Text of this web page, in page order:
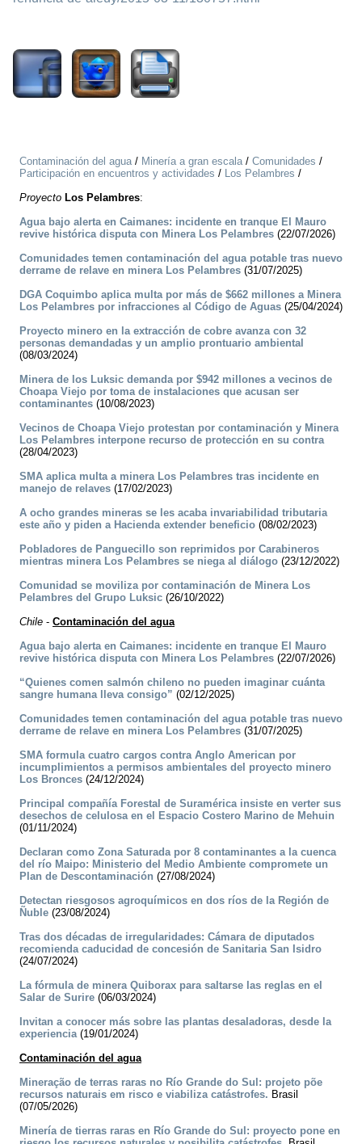
Contaminación del agua/ Minería a gran escala/ Comunidades /
Participación en encuentros y actividades / Los Pelambres /
Proyecto Los Pelambres:
Agua bajo alerta en Caimanes: incidente en tranque El Mauro
revive histórica disputa con Minera Los Pelambres (22/07/2026)
Comunidades temen contaminación del agua potable tras nuevo
derrame de relave en minera Los Pelambres (31/07/2025)
DGA Coquimbo aplica multa por más de $662 millones a Minera
Los Pelambres por infracciones al Código de Aguas (25/04/2024)
Proyecto minero en la extracción de cobre avanza con 32
personas demandadas y un amplio prontuario ambiental
(08/03/2024)
Minera de los Luksic demanda por $942 millones a vecinos de
Choapa Viejo por toma de instalaciones que acusan ser
contaminantes (10/08/2023)
Vecinos de Choapa Viejo protestan por contaminación y Minera
Los Pelambres interpone recurso de protección en su contra
(28/04/2023)
SMA aplica multa a minera Los Pelambres tras incidente en
manejo de relaves (17/02/2023)
A ocho grandes mineras se les acaba invariabilidad tributaria
este año y piden a Hacienda extender beneficio (08/02/2023)
Pobladores de Panguecillo son reprimidos por Carabineros
mientras minera Los Pelambres se niega al diálogo (23/12/2022)
Comunidad se moviliza por contaminación de Minera Los
Pelambres del Grupo Luksic (26/10/2022)
Chile - Contaminación del agua
Agua bajo alerta en Caimanes: incidente en tranque El Mauro
revive histórica disputa con Minera Los Pelambres (22/07/2026)
“Quienes comen salmón chileno no pueden imaginar cuánta
sangre humana lleva consigo” (02/12/2025)
Comunidades temen contaminación del agua potable tras nuevo
derrame de relave en minera Los Pelambres (31/07/2025)
SMA formula cuatro cargos contra Anglo American por
incumplimientos a permisos ambientales del proyecto minero
Los Bronces (24/12/2024)
Principal compañía Forestal de Suramérica insiste en verter sus
desechos de celulosa en el Espacio Costero Marino de Mehuin
(01/11/2024)
Declaran como Zona Saturada por 8 contaminantes a la cuenca
del río Maipo: Ministerio del Medio Ambiente compromete un
Plan de Descontaminación (27/08/2024)
Detectan riesgosos agroquímicos en dos ríos de la Región de
Ñuble (23/08/2024)
Tras dos décadas de irregularidades: Cámara de diputados
recomienda caducidad de concesión de Sanitaria San Isidro
(24/07/2024)
La fórmula de minera Quiborax para saltarse las reglas en el
Salar de Surire (06/03/2024)
Invitan a conocer más sobre las plantas desaladoras, desde la
experiencia(19/01/2024)
Contaminación del agua
Mineração de terras raras no Río Grande do Sul: projeto põe
recursos naturais em risco e viabiliza catástrofes. Brasil
(07/05/2026)
Minería de tierras raras en Río Grande do Sul: proyecto pone en